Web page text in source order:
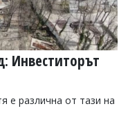
Инвеститорът
е различна от тази на